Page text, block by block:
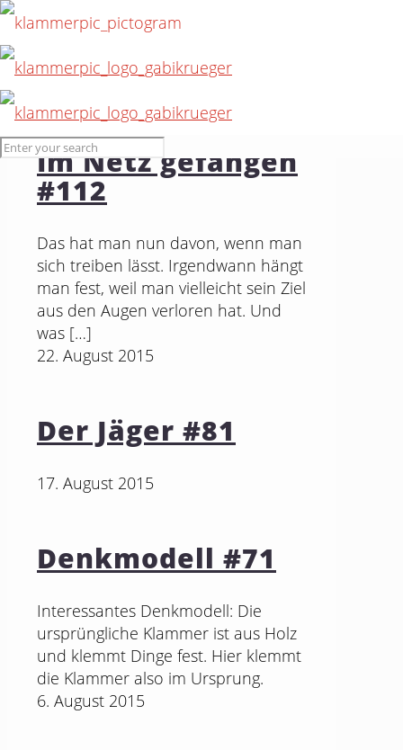
15. Juli 2016
Im Netz gefangen
#112
Das hat man nun davon, wenn man
sich treiben lässt. Irgendwann hängt
man fest, weil man vielleicht sein Ziel
aus den Augen verloren hat. Und
was […]
22. August 2015
Der Jäger #81
17. August 2015
Denkmodell #71
Interessantes Denkmodell: Die
ursprüngliche Klammer ist aus Holz
und klemmt Dinge fest. Hier klemmt
die Klammer also im Ursprung.
6. August 2015